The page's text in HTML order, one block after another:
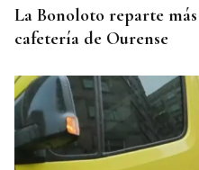
La Bonoloto reparte más
cafetería de Ourense